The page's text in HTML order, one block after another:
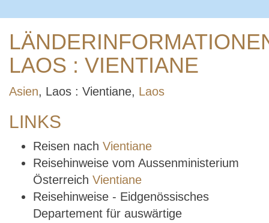
LAOS : VIENTIANE
Asien, Laos : Vientiane, Laos
LINKS
Reisen nach Vientiane
Reisehinweise vom Aussenministerium
Österreich Vientiane
Reisehinweise - Eidgenössisches
Departement für auswärtige